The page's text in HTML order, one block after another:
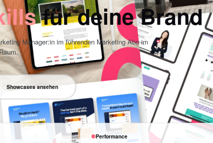
für deine Brand
Manager:in im führenden Marketing Abo im
Showcases ansehen
Performance